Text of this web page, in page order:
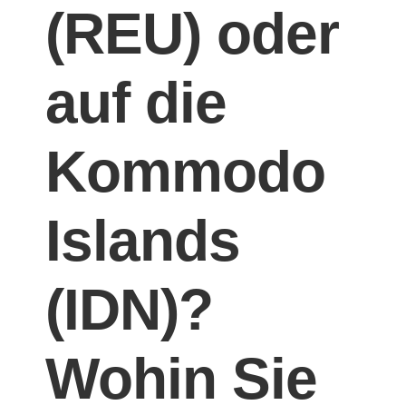
(REU) oder
auf die
Kommodo
Islands
(IDN)?
Wohin Sie